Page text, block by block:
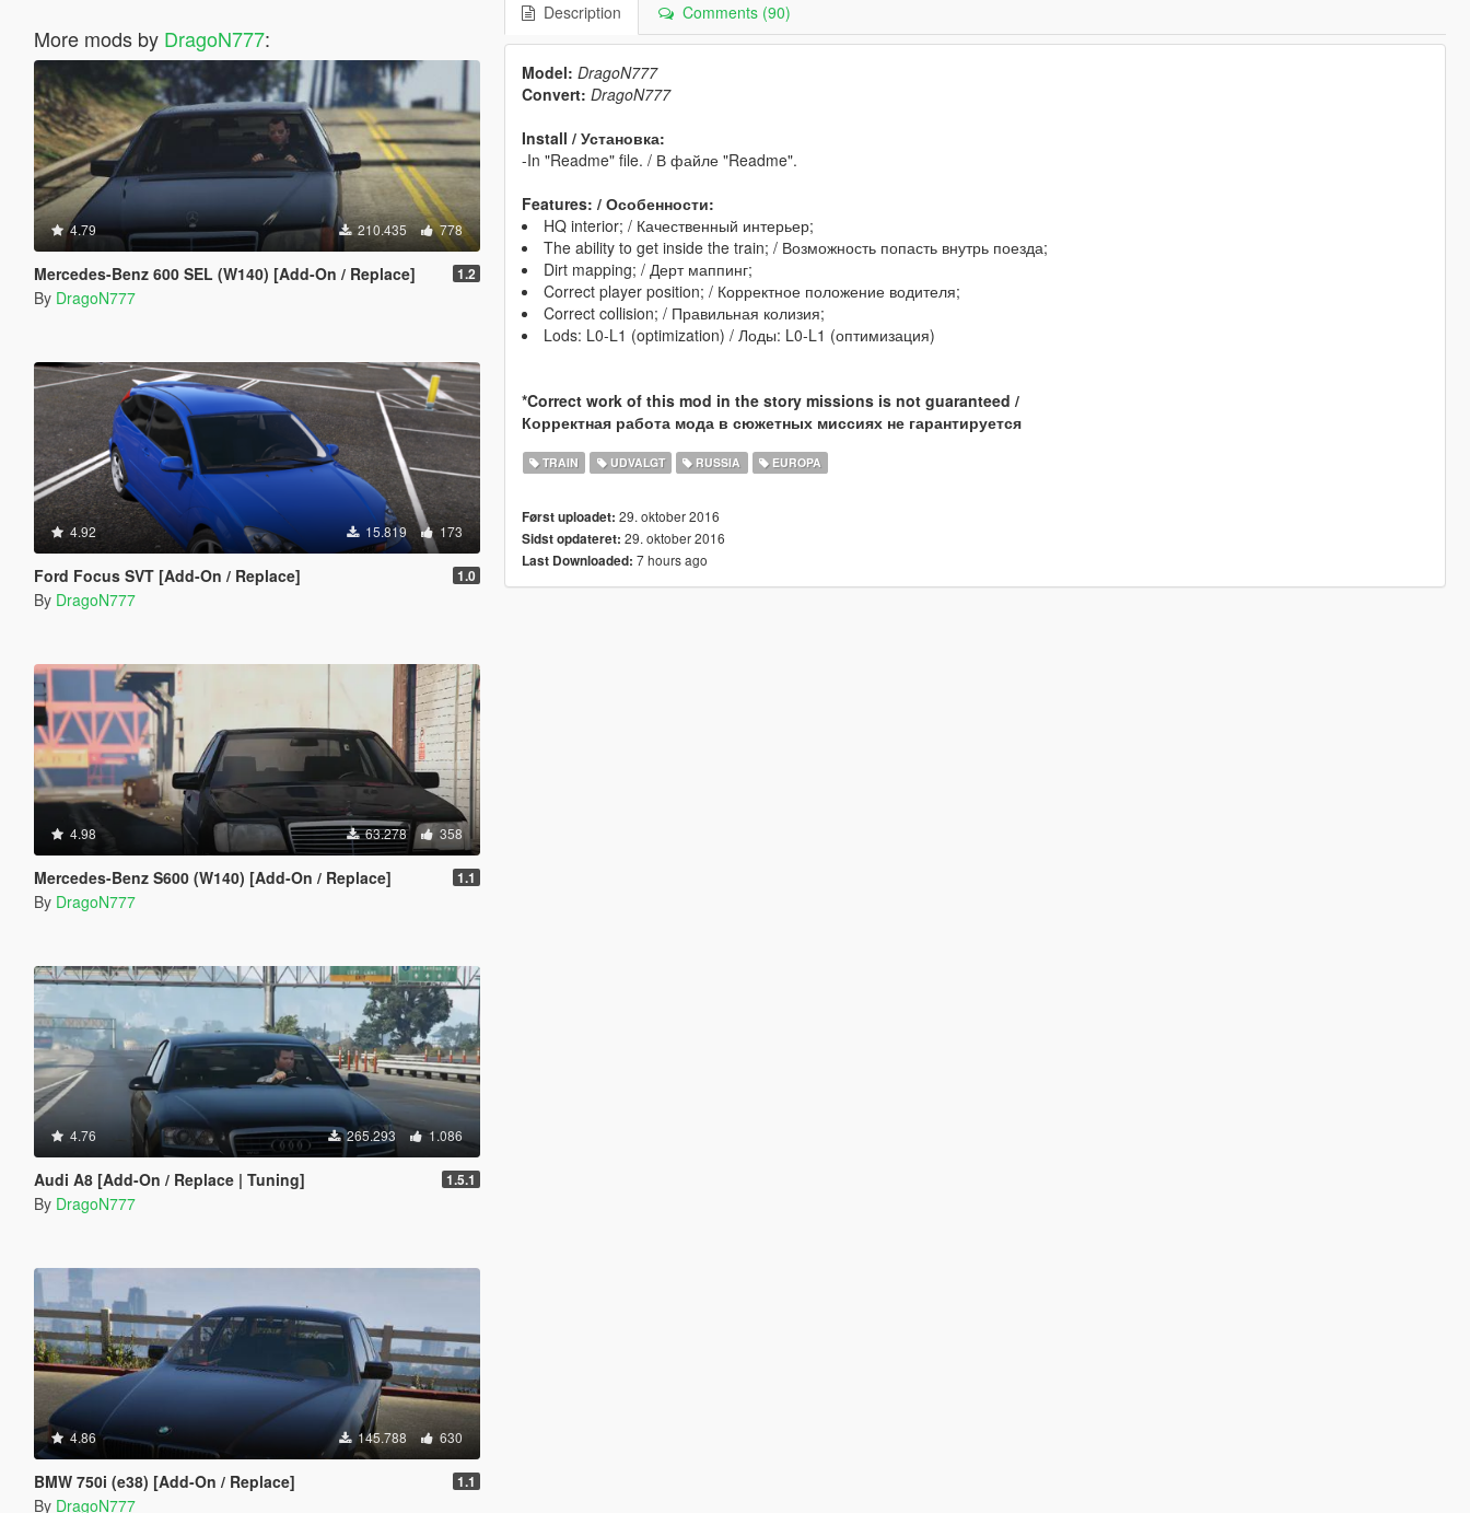
More mods by DragoN777:
4.79 210.435 778
Mercedes-Benz 600 SEL (W140) [Add-On / Replace] 1.2
By DragoN777
4.92 15.819 173
Ford Focus SVT [Add-On / Replace] 1.0
By DragoN777
4.98 63.278 358
Mercedes-Benz S600 (W140) [Add-On / Replace] 1.1
By DragoN777
4.76 265.293 1.086
Audi A8 [Add-On / Replace | Tuning] 1.5.1
By DragoN777
4.86 145.788 630
BMW 750i (e38) [Add-On / Replace] 1.1
By DragoN777
Description Comments (90)
Model: DragoN777
Convert: DragoN777
Install / Установка:
-In "Readme" file. / В файле "Readme".
Features: / Особенности:
HQ interior; / Качественный интерьер;
The ability to get inside the train; / Возможность попасть внутрь поезда;
Dirt mapping; / Дерт маппинг;
Correct player position; / Корректное положение водителя;
Correct collision; / Правильная колизия;
Lods: L0-L1 (optimization) / Лоды: L0-L1 (оптимизация)
*Correct work of this mod in the story missions is not guaranteed /
Корректная работа мода в сюжетных миссиях не гарантируется
TRAIN UDVALGT RUSSIA EUROPA
Først uploadet: 29. oktober 2016
Sidst opdateret: 29. oktober 2016
Last Downloaded: 7 hours ago